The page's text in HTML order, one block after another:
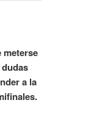
meterse
a la